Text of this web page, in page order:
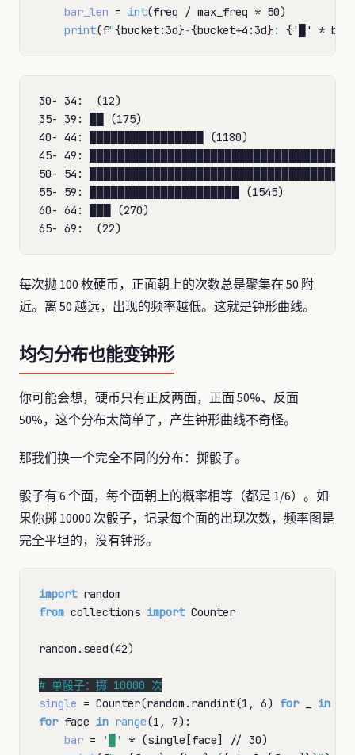
bar_len = int(freq / max_freq * 50)
print(f"{bucket:3d}-{bucket+4:3d} : {'█' *
30- 34:  (12)
35- 39: ██ (175)
40- 44: ████████████████ (1180)
45- 49:
50- 54:
55- 59: █████████████████████ (1545)
60- 64: ███ (270)
每次抛 100 枚硬币，正面朝上的次数总是聚集在 50 附
近。离 50 越远，出现的频率越低。这就是钟形曲线。
均匀分布也能变钟形
你可能会想，硬币只有正反两面，正面 50%、反面
50%，这个分布太简单了，产生钟形曲线不奇怪。
那我们换一个完全不同的分布：掷骰子。
骰子有 6 个面，每个面朝上的概率相等（都是 1/6）。如
果你掷 10000 次骰子，记录每个面的出现次数，频率图是
完全平坦的，没有钟形。
import
from collections import Counter
random.seed(42)
#
single = Counter(random.randint(1, 6) for _ in
for face in range(1, 7):
bar = '█' * (single[face] // 30)